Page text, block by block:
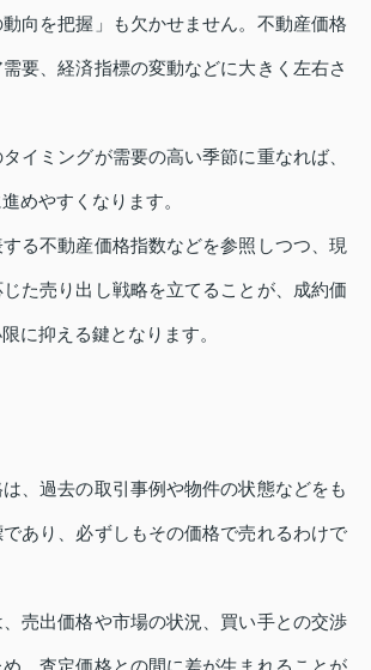
向を把握」も欠かせません。不動産価格
要、経済指標の変動などに大きく左右さ
イミングが需要の高い季節に重なれば、
めやすくなります。
る不動産価格指数などを参照しつつ、現
た売り出し戦略を立てることが、成約価
に抑える鍵となります。
、過去の取引事例や物件の状態などをも
あり、必ずしもその価格で売れるわけで
売出価格や市場の状況、買い手との交渉
、査定価格との間に差が生まれることが